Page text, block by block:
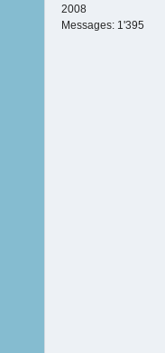
2008
Messages: 1'395